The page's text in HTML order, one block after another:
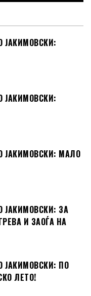
ЈАКИМОВСКИ:
ЈАКИМОВСКИ:
ЈАКИМОВСКИ: МАЛО
ЈАКИМОВСКИ: ЗА
И ЗАОЃА НА
ЈАКИМОВСКИ: ПО
ЛЕТО!